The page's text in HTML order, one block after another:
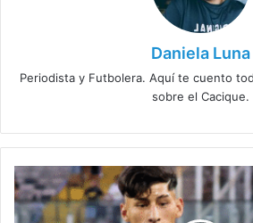
Daniela Luna
Periodista y Futbolera. Aquí te cuento
sobre el Cacique.
Apuesta
por
Francisco